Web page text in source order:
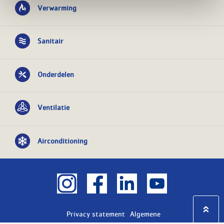
Verwarming
Sanitair
Onderdelen
Ventilatie
Airconditioning
Privacy statement Algemene